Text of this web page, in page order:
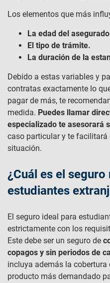
Los elementos que más
La edad del asegurado
El tipo de trámite.
La duración de la
Debido a estas variables y
contratas exactamente lo
pagar de más, te
medida. Puedes llamar
especializado te asesorará
caso particular y te facilitará
situación.
¿Cuál es el
estudiantes
El seguro ideal para
estrictamente con los
Este debe ser un seguro de
copagos y sin periodos de
incluya además la cobertura
producto más demandado